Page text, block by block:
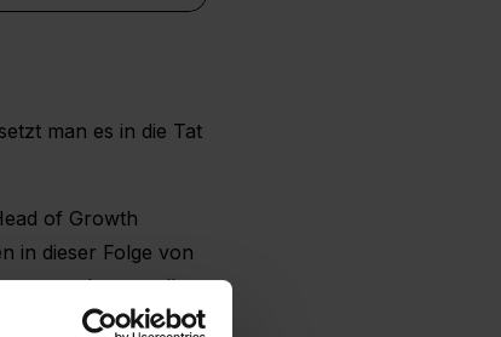
man es in die Tat
of Growth
in dieser Folge von
nushu gestellt
Membership stellen